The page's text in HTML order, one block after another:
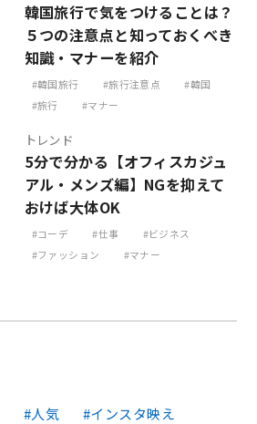
韓国旅行で気をつけることは？
５つの注意点と知っておくべき
知識・マナーを紹介
韓国旅行 旅行注意点
韓国
旅行
マナー
トレンド
5分で分かる【オフィスカジュ
アル・メンズ編】NGを抑えて
おけば大体OK
コーデ 仕事
ビジネス
ファッション
マナー
人気
インスタ映え